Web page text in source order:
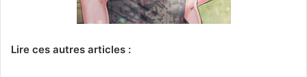
Lire ces autres articles :